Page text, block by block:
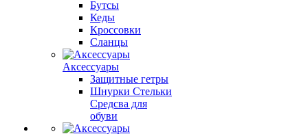
Бутсы
Кеды
Кроссовки
Сланцы
Аксессуары
Защитные гетры
Шнурки Стельки
Средсва для
обуви